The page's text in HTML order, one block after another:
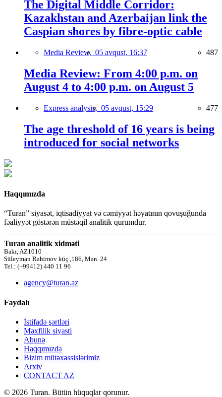
The Digital Middle Corridor:
Kazakhstan and Azerbaijan link the
Caspian shores by fibre-optic cable
Media Review, 05 avqust, 16:37 487
Media Review: From 4:00 p.m. on
August 4 to 4:00 p.m. on August 5
Express analysis, 05 avqust, 15:29 477
The age threshold of 16 years is being
introduced for social networks
Haqqımızda
“Turan” siyasət, iqtisadiyyat və cəmiyyət həyatının qovuşuğunda
fəaliyyət göstərən müstəqil analitik qurumdur.
Turan analitik xidməti
Bakı, AZ1010
Süleyman Rəhimov küç.,186, Mən. 24
Tel.: (+99412) 440 11 96
agency@turan.az
Faydalı
İstifadə şərtləri
Məxfilik siyasti
Abunə
Haqqımızda
Bizim mütəxəssislərimiz
Arxiv
CONTACT AZ
© 2026 Turan. Bütün hüquqlar qorunur.